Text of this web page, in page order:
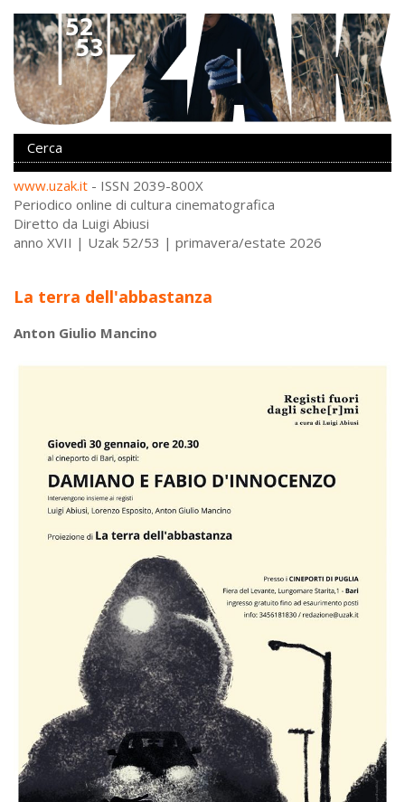
www.uzak.it - ISSN 2039-800X
Periodico online di cultura cinematografica
Diretto da Luigi Abiusi
anno XVII | Uzak 52/53 | primavera/estate 2026
La terra dell'abbastanza
Anton Giulio Mancino